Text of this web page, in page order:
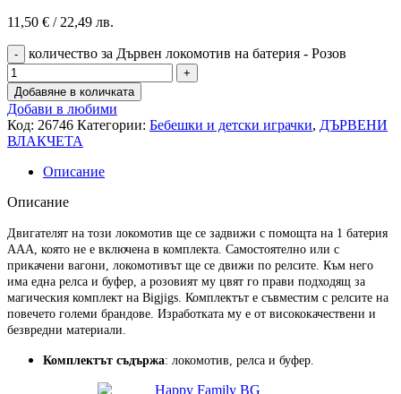
11,50 € / 22,49 лв.
количество за Дървен локомотив на батерия - Розов
Добавяне в количката
Добави в любими
Код: 26746 Категории: Бебешки и детски играчки, ДЪРВЕНИ
ВЛАКЧЕТА
Описание
Описание
Двигателят на този локомотив ще се задвижи с помощта на 1 батерия
ААА, която не е включена в комплекта. Самостоятелно или с
прикачени вагони, локомотивът ще се движи по релсите. Към него
има една релса и буфер, а розовият му цвят го прави подходящ за
магическия комплект на Bigjigs. Комплектът е съвместим с релсите на
повечето големи брандове. Изработката му е от висококачествени и
безвредни материали.
Комплектът съдържа: локомотив, релса и буфер.